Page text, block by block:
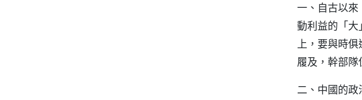
一、自古以
動利益的「
上，要與時
履及，幹部隊
二、中國的